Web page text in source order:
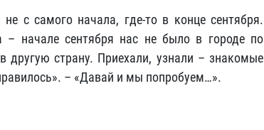
с самого начала, где-то в конце сентября.
– начале сентября нас не было в городе по
страну. Приехали, узнали – знакомые
– «Давай и мы попробуем…».